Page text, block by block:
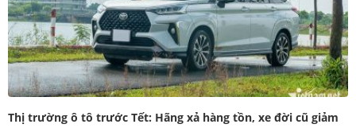
Thị trường ô tô trước Tết: Hãng xả hàng tồn, xe đời cũ giảm